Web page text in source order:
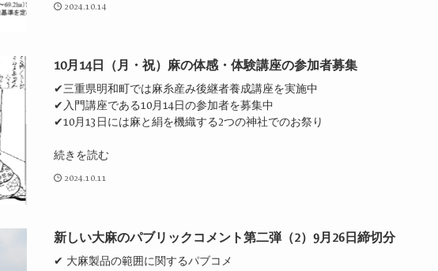
2024.10.14
10月14日（月・祝）麻の体感・体験講座の参加者募集
✔三重県明和町では麻糸産み後継者養成講座を実施中
✔入門講座である10月14日の参加者を募集中
✔10月13日には麻と絹を機織する2つの神社でのお祭り
続きを読む
2024.10.11
新しい大麻のパブリックコメント第二弾（2）9月26日締切分
✔ 大麻製品の範囲に関するパブコメ